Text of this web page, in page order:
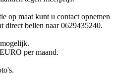
op maat kunt u contact opnemen
direct bellen naar 0629435240.
per maand.